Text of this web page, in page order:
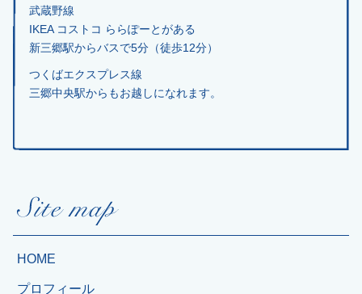
武蔵野線
IKEA コストコ ららぽーとがある
新三郷駅からバスで5分（徒歩12分）
つくばエクスプレス線
三郷中央駅からもお越しになれます。
HOME
プロフィール